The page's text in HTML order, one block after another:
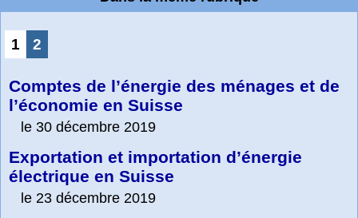
1 2
Comptes de l’énergie des ménages et de
l’économie en Suisse
le 30 décembre 2019
Exportation et importation d’énergie
électrique en Suisse
le 23 décembre 2019